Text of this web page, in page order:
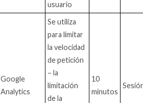
usuario
Google
Analytics
Se utiliza
para limitar
la velocidad
de petición
– la
limitación
de la
10
minutos